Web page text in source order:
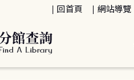
回首頁 網站導覽